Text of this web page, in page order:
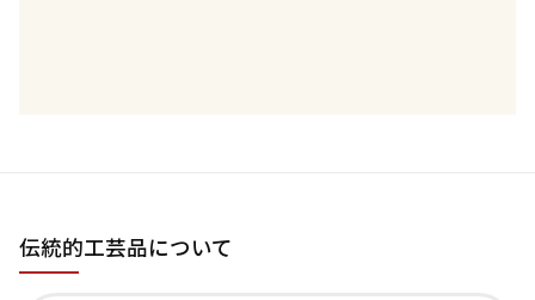
伝統的工芸品について